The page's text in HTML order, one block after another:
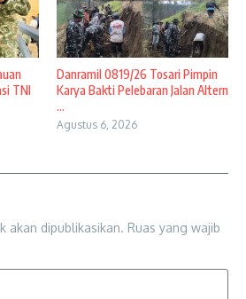
TNI
Danramil 0819/26 Tosari Pimpin
Karya Bakti Pelebaran Jalan Altern
...
Agustus 6, 2026
akan dipublikasikan. Ruas yang wajib